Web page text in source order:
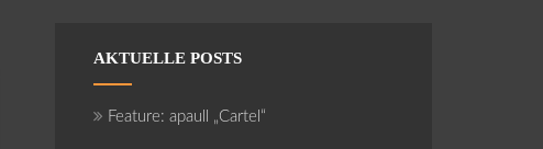
AKTUELLE POSTS
Feature: apaull „Cartel“